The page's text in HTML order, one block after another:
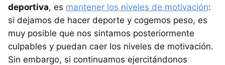
deportiva, es mantener los niveles de motivación:
si dejamos de hacer deporte y cogemos peso, es
muy posible que nos sintamos posteriormente
culpables y puedan caer los niveles de motivación.
Sin embargo, si continuamos ejercitándonos